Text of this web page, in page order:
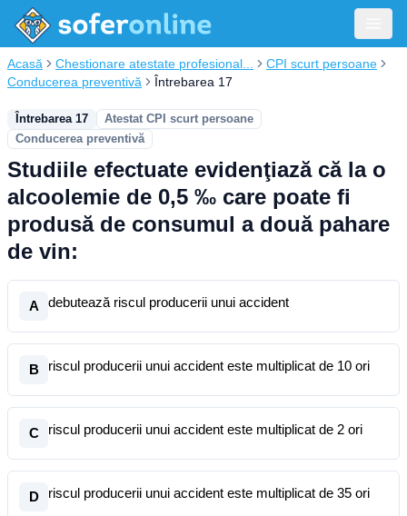
Acasă Chestionare atestate profesional...
CPI scurt persoane
Conducerea preventivă
Întrebarea 17
Întrebarea 17
Atestat CPI scurt persoane
Conducerea preventivă
Studiile efectuate evidenţiază că la o
alcoolemie de 0,5 ‰ care poate fi
produsă de consumul a două pahare
de vin:
A debutează riscul producerii unui accident
B riscul producerii unui accident este multiplicat de 10 ori
C riscul producerii unui accident este multiplicat de 2 ori
D riscul producerii unui accident este multiplicat de 35 ori